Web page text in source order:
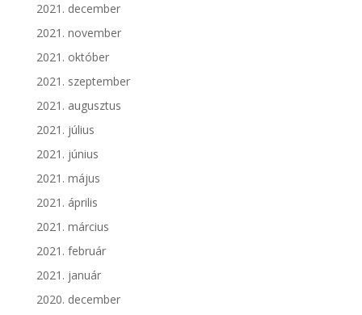
2021. december
2021. november
2021. október
2021. szeptember
2021. augusztus
2021. július
2021. június
2021. május
2021. április
2021. március
2021. február
2021. január
2020. december